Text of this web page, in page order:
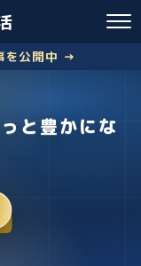
を公開中 →
と豊かにな